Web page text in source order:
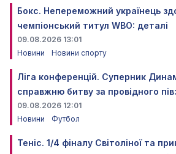
Бокс. Непереможний українець
чемпіонський титул WBO: деталі
09.08.2026 13:01
Новини
Новини спорту
Ліга конференцій. Суперник
справжню битву за провідного
09.08.2026 12:01
Новини
Футбол
Теніс. 1/4 фіналу Світоліної та